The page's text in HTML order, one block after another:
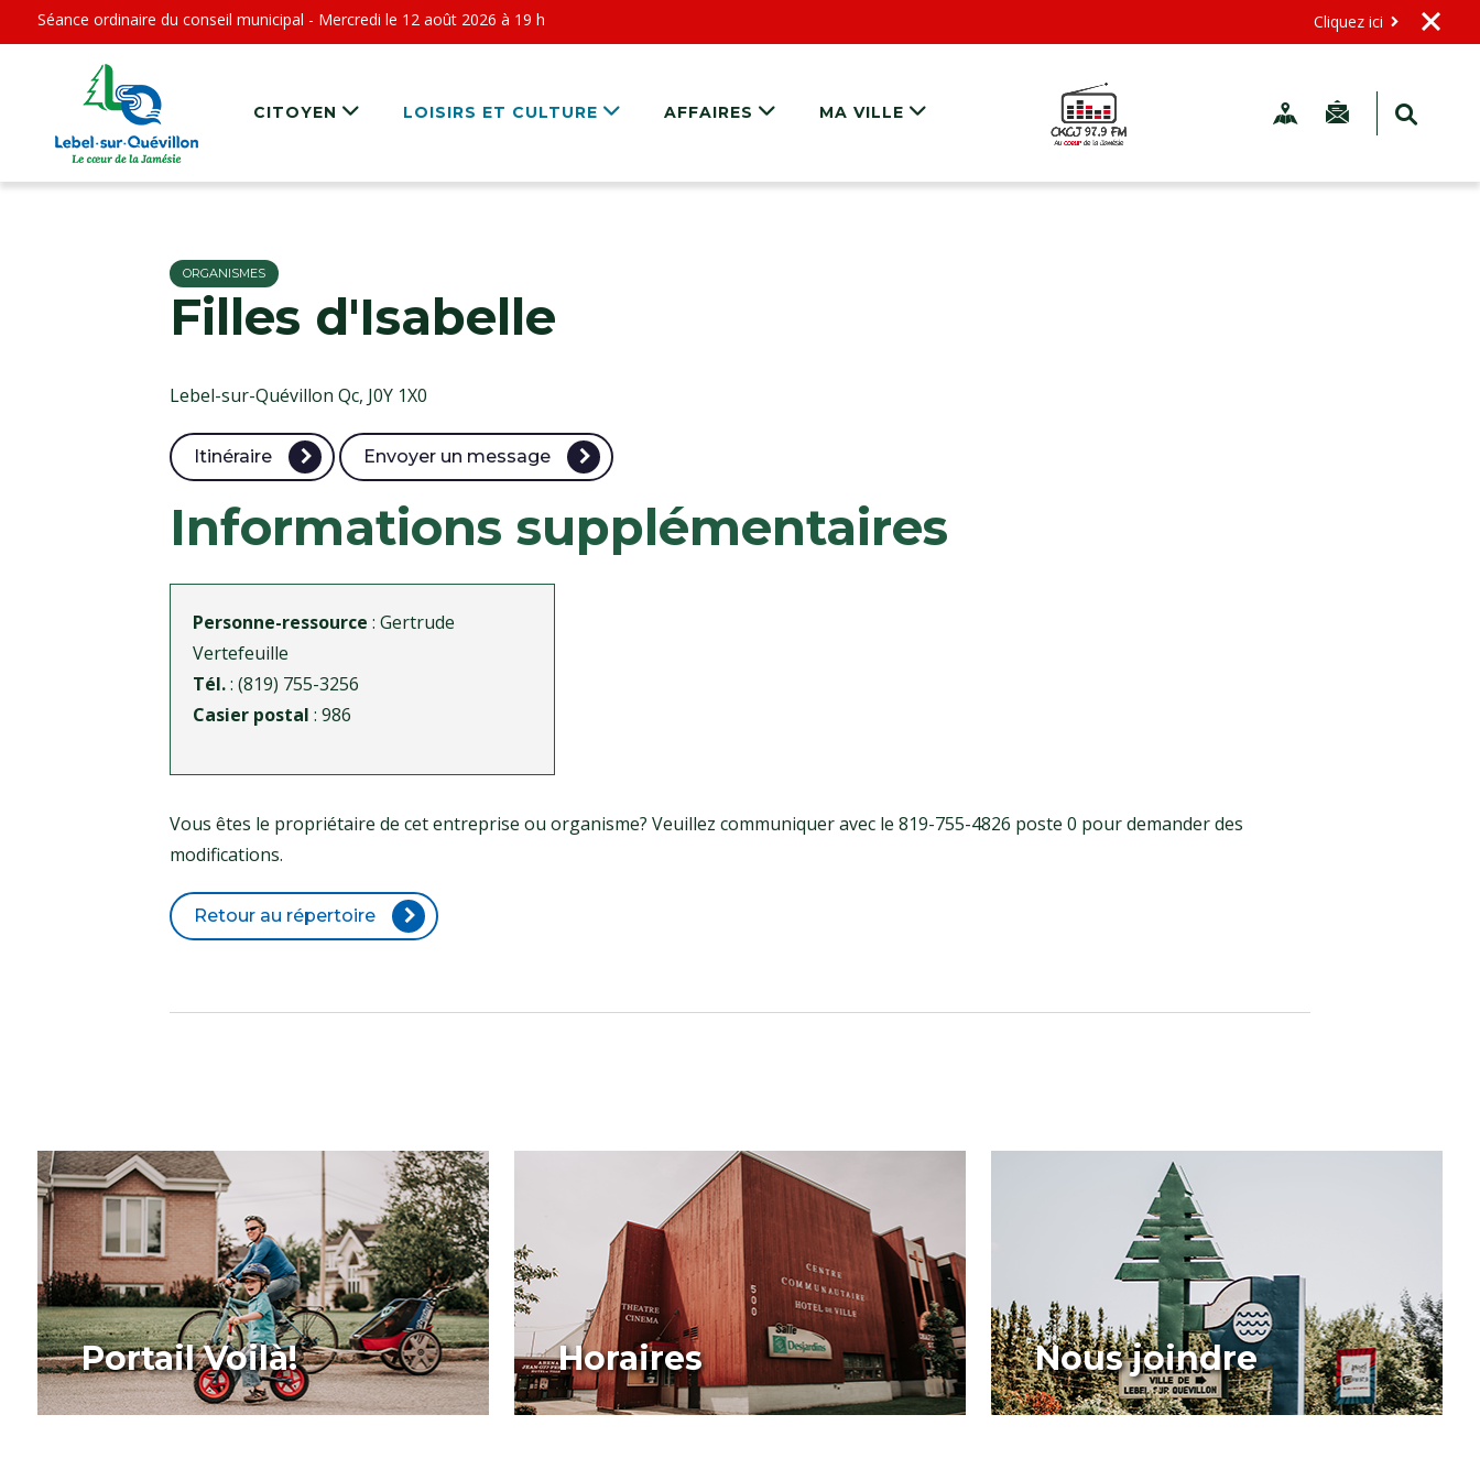
Séance ordinaire du conseil municipal - Mercredi le 12 août 2026 à 19 h Cliquez ici
CITOYEN LOISIRS ET CULTURE AFFAIRES MA VILLE
ORGANISMES
Filles d'Isabelle
Lebel-sur-Quévillon Qc, J0Y 1X0
Itinéraire Envoyer un message
Informations supplémentaires
Personne-ressource : Gertrude
Vertefeuille
Tél.: (819) 755-3256
Casier postal : 986
Vous êtes le propriétaire de cet entreprise ou organisme? Veuillez communiquer avec le 819-755-4826 poste 0 pour demander des
modifications.
Retour au répertoire
Portail Voilà! Horaires Nous joindre